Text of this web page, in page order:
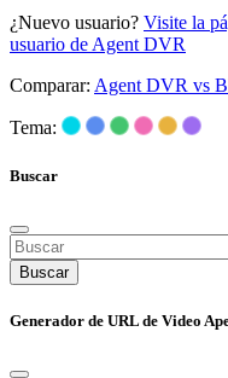
¿Nuevo usuario? Visite la
usuario de Agent DVR
Comparar: Agent DVR vs
Tema:
Buscar
Buscar
Generador de URL de Video